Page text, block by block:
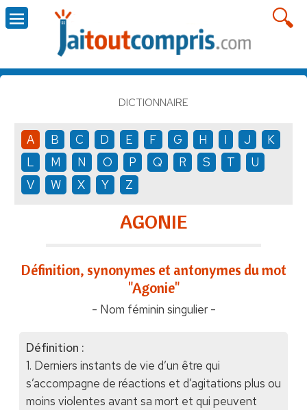
DICTIONNAIRE
A B C D E F G H I J
K
L
M N O P Q R S T
U
V
W X Y Z
AGONIE
Définition, synonymes et antonymes du mot
"Agonie"
- Nom féminin singulier -
Définition :
1. Derniers instants de vie d’un être qui
s’accompagne de réactions et d’agitations plus ou
moins violentes avant sa mort et qui peuvent